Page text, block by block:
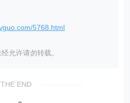
5768.html
允许请勿转载。
THE END